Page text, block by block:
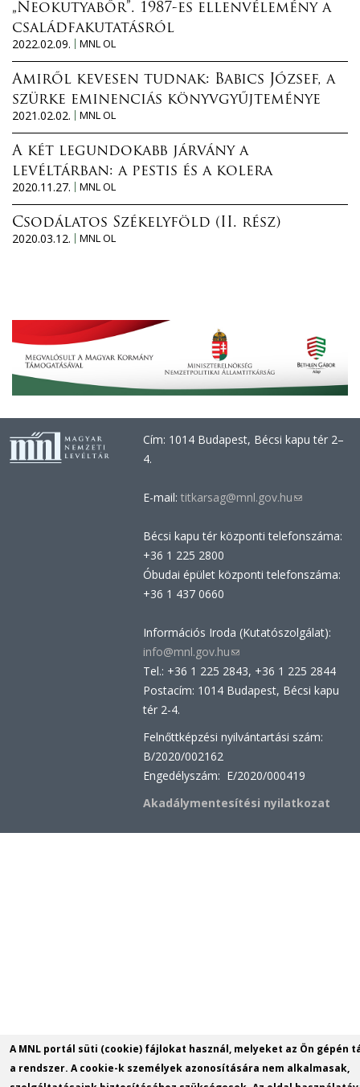
„Neokutyabőr”. 1987-es ellenvélemény a
családfakutatásról
2022.02.09.
MNL OL
Amiről kevesen tudnak: Babics József, a
szürke eminenciás könyvgyűjteménye
2021.02.02.
MNL OL
A két legundokabb járvány a
levéltárban: a pestis és a kolera
2020.11.27.
MNL OL
Csodálatos Székelyföld (II. rész)
2020.03.12.
MNL OL
Cím: 1014 Budapest, Bécsi kapu tér 2–
4.
E-mail: titkarsag@mnl.gov.hu(link
e-
Bécsi kapu tér központi telefonszáma:
+36 1 225 2800
Óbudai épület központi telefonszáma:
+36 1 437 0660
Információs Iroda (Kutatószolgálat):
info@mnl.gov.hu(link
sends
e-
Tel.: +36 1 225 2843, +36 1 225 2844
Postacím: 1014 Budapest, Bécsi kapu
tér 2-4.
Felnőttképzési nyilvántartási szám:
B/2020/002162
Engedélyszám: E/2020/000419
Akadálymentesítési nyilatkozat
A MNL portál süti (cookie) fájlokat használ, melyeket az Ön gépén
a rendszer. A cookie-k személyek azonosítására nem alkalmasak,